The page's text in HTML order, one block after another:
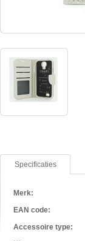
Specificaties
Merk:
EAN code:
Accessoire type: